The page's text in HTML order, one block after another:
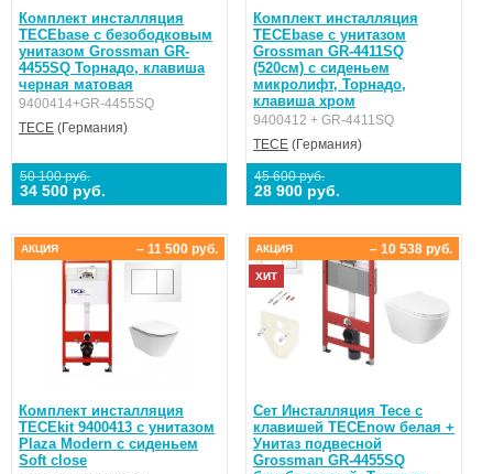
Комплект инсталляция
TECEbase с безободковым
унитазом Grossman GR-
4455SQ Торнадо, клавиша
черная матовая
9400414+GR-4455SQ
TECE (Германия)
50 100 руб.
34 500 руб.
Комплект инсталляция
TECEbase с унитазом
Grossman GR-4411SQ
(520см) с сиденьем
микролифт, Торнадо,
клавиша хром
9400412 + GR-4411SQ
TECE (Германия)
45 600 руб.
28 900 руб.
Комплект инсталляция
TECEkit 9400413 с унитазом
Plaza Modern c сиденьем
Soft close
– 11 500 руб.
АКЦИЯ
Сет Инсталляция Tece с
клавишей ТЕСЕnow белая +
Унитаз подвесной
Grossman GR-4455SQ
– 10 538 руб.
АКЦИЯ
ХИТ